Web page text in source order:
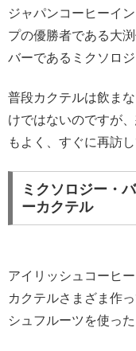
ジャパンコーヒーイ
プの優勝者である大
バーであるミクソロ
普段カクテルは飲ま
けではないのですが
もよく、すぐに再訪
ミクソロジー・
ーカクテル
アイリッシュコーヒ
カクテルさまざま作
シュフルーツを使っ